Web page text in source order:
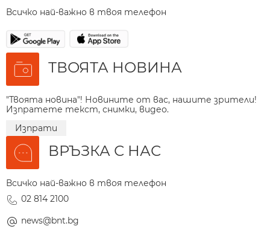
Всичко най-важно в твоя телефон
ТВОЯТА НОВИНА
"Твоята новина"! Новините от вас, нашите зрители!
Изпратете текст, снимки, видео.
Изпрати
ВРЪЗКА С НАС
Всичко най-важно в твоя телефон
02 814 2100
news@bnt.bg